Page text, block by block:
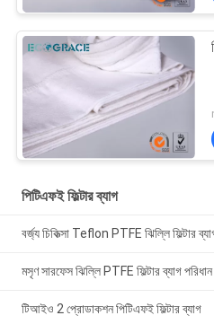
পিটিএফই ফিল্টার ব্যাগ
বর্জ্য চিকিত্সা Teflon PTFE ঝিল্লি ফিল্টার
মসৃণ সারফেস ঝিল্লি PTFE ফিল্টার ব্যাগ
টিআইও 2 প্রোডাকশন পিটিএফই ফিল্টার ব্যাগ